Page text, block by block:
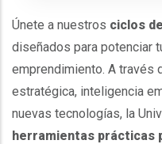
Únete a nuestros ciclos
diseñados para potenciar
emprendimiento. A través
estratégica, inteligencia
nuevas tecnologías, la
herramientas prácticas